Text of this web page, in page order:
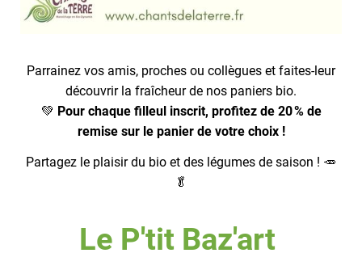
Parrainez vos amis, proches ou collègues et faites-leur
découvrir la fraîcheur de nos paniers bio.
💚 Pour chaque filleul inscrit, profitez de 20 % de
remise sur le panier de votre choix !
Partagez le plaisir du bio et des légumes de saison ! 🥕
🥬
Le P'tit Baz'art